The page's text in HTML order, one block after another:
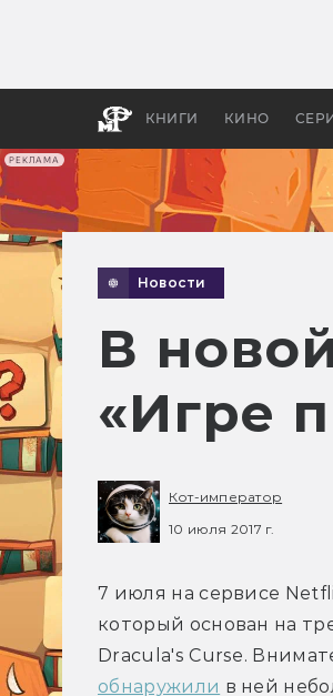
РЕКЛАМА
КНИГИ КИНО
Новости
В
«Игре
Кот-император
10 июля 2017 г.
7 июля на сервисе
который основан на
обнаружили в ней